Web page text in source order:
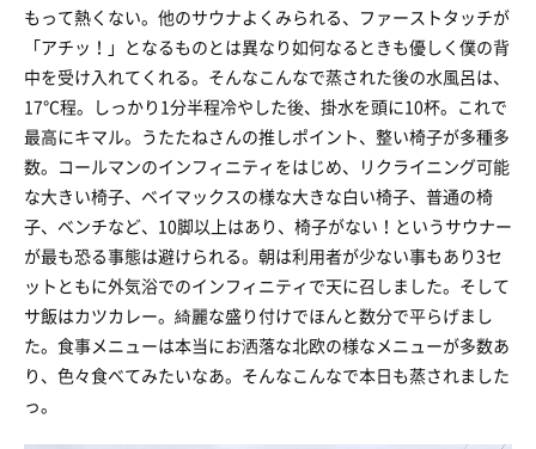
もって熱くない。他のサウナよくみられる、ファーストタッチが
「アチッ！」となるものとは異なり如何なるときも優しく僕の背
中を受け入れてくれる。そんなこんなで蒸された後の水風呂は、
17℃程。しっかり1分半程冷やした後、掛水を頭に10杯。これで
最高にキマル。うたたねさんの推しポイント、整い椅子が多種多
数。コールマンのインフィニティをはじめ、リクライニング可能
な大きい椅子、ベイマックスの様な大きな白い椅子、普通の椅
子、ベンチなど、10脚以上はあり、椅子がない！というサウナー
が最も恐る事態は避けられる。朝は利用者が少ない事もあり3セ
ットともに外気浴でのインフィニティで天に召しました。そして
サ飯はカツカレー。綺麗な盛り付けでほんと数分で平らげまし
た。食事メニューは本当にお洒落な北欧の様なメニューが多数あ
り、色々食べてみたいなあ。そんなこんなで本日も蒸されました
っ。